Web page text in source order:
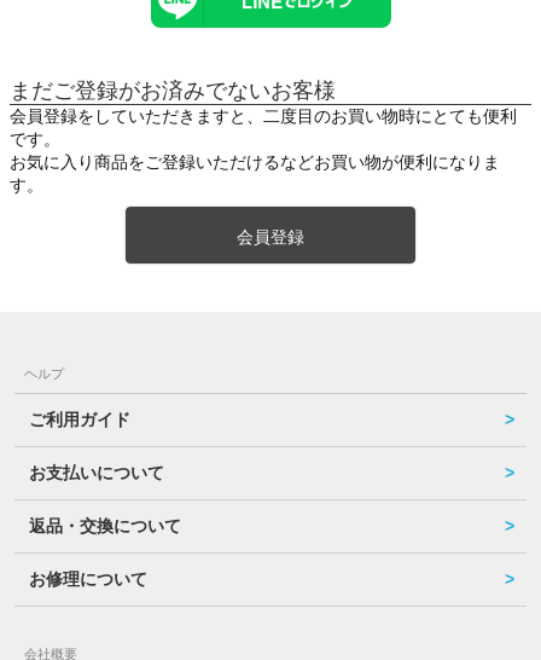
まだご登録がお済みでないお客様
会員登録をしていただきますと、二度目のお買い物時にとても便利
です。
お気に入り商品をご登録いただけるなどお買い物が便利になりま
す。
会員登録
ヘルプ
ご利用ガイド
お支払いについて
返品・交換について
お修理について
会社概要